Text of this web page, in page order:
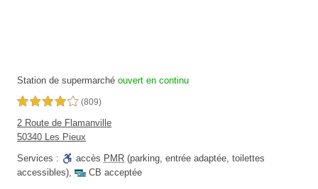
Station de supermarché ouvert en continu
4,0 étoiles sur 5 (809)
2 Route de Flamanville
50340 Les Pieux
Services :
accès PMR (parking, entrée adaptée, toilettes
accessibles), CB acceptée